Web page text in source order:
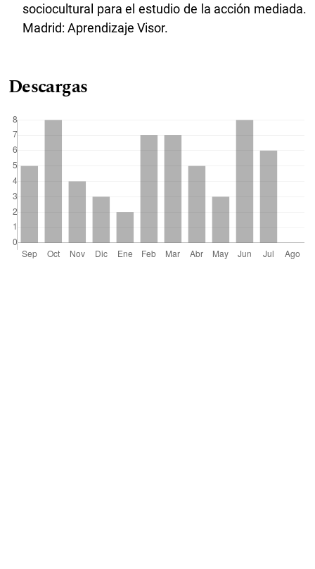
sociocultural para el estudio de la acción mediada.
Madrid: Aprendizaje Visor.
Descargas